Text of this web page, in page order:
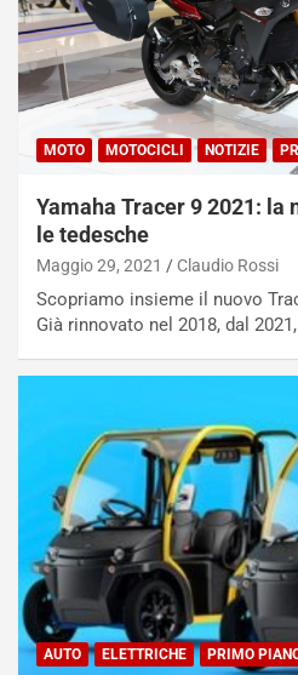
MOTO MOTOCICLI NOTIZIE
Yamaha Tracer 9 2021: la
le tedesche
Maggio 29, 2021 Claudio Rossi
Scopriamo insieme il nuovo
Già rinnovato nel 2018, dal
AUTO ELETTRICHE PRIMO